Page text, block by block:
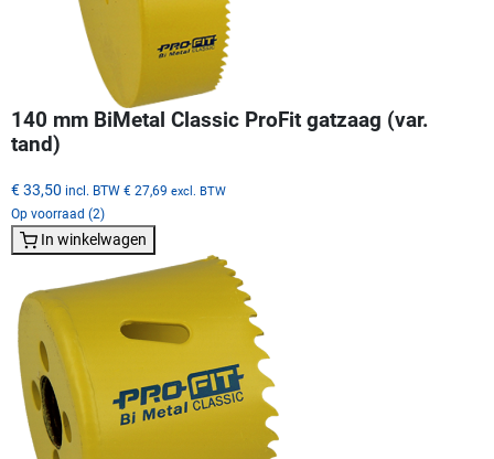
140 mm BiMetal Classic ProFit gatzaag (var.
tand)
€ 33,50 incl. BTW € 27,69 excl. BTW
Op voorraad (2)
In winkelwagen